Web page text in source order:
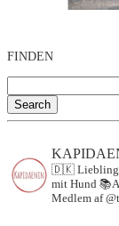
FINDEN
Search
🇩🇰
mit Hund
Medlem af